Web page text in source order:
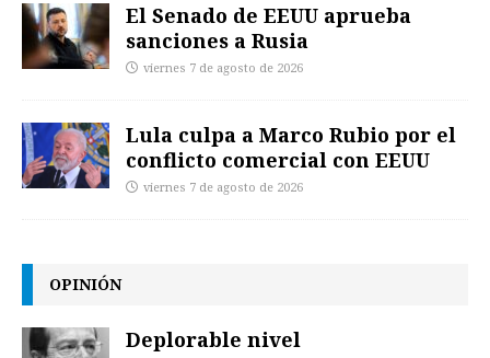
El Senado de EEUU aprueba
sanciones a Rusia
viernes 7 de agosto de 2026
Lula culpa a Marco Rubio por el
conflicto comercial con EEUU
viernes 7 de agosto de 2026
OPINIÓN
Deplorable nivel